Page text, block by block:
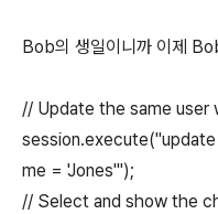
Bob의 생일이니까 이제
// Update the same user
me = 'Jones'");
// Select and show the